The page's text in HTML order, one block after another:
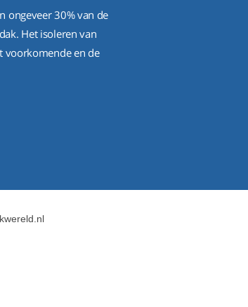
ongeveer 30% van de
Het isoleren van
voorkomende en de